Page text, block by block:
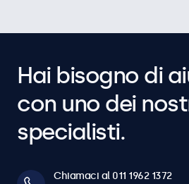
Hai bisogno di
con uno dei
specialisti.
Chiamaci al 011 1962 1372